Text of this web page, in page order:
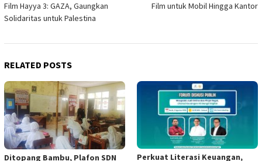
Film Hayya 3: GAZA, Gaungkan
Solidaritas untuk Palestina
Film untuk Mobil Hingga Kantor
RELATED POSTS
Ditopang Bambu, Plafon SDN
Perkuat Literasi Keuangan,